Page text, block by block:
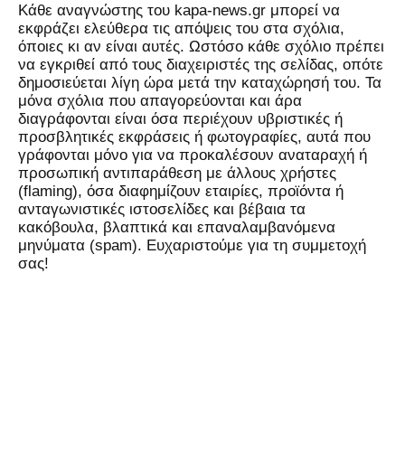
Kάθε αναγνώστης του kapa-news.gr μπορεί να
εκφράζει ελεύθερα τις απόψεις του στα σχόλια,
όποιες κι αν είναι αυτές. Ωστόσο κάθε σχόλιο πρέπει
να εγκριθεί από τους διαχειριστές της σελίδας, οπότε
δημοσιεύεται λίγη ώρα μετά την καταχώρησή του. Τα
μόνα σχόλια που απαγορεύονται και άρα
διαγράφονται είναι όσα περιέχουν υβριστικές ή
προσβλητικές εκφράσεις ή φωτογραφίες, αυτά που
γράφονται μόνο για να προκαλέσουν αναταραχή ή
προσωπική αντιπαράθεση με άλλους χρήστες
(flaming), όσα διαφημίζουν εταιρίες, προϊόντα ή
ανταγωνιστικές ιστοσελίδες και βέβαια τα
κακόβουλα, βλαπτικά και επαναλαμβανόμενα
μηνύματα (spam). Ευχαριστούμε για τη συμμετοχή
σας!